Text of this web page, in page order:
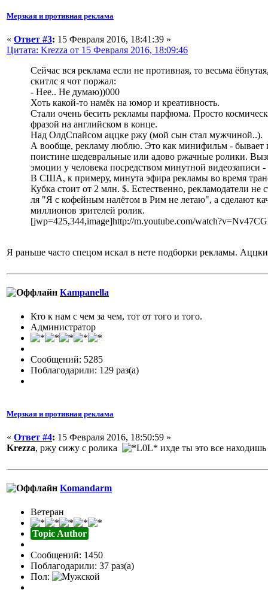
Мерзкая и противная реклама
« Ответ #3: 15 Февраля 2016, 18:41:39 »
Цитата: Krezza от 15 Февраля 2016, 18:09:46
Сейчас вся реклама если не противная, то весьма
скитлс я чот поржал:
- Нее.. Не думаю))000
Хоть какой-то намёк на юмор и креативность.
Стали очень бесить рекламы парфюма. Просто
фразой на английском в конце.
Над ОлдСпайсом аццке ржу (мой сын стал мужчиной..).
А вообще, рекламу люблю. Это как минифильм - бывает
поистине шедевральные или адово ржачные ролики.
эмоции у человека посредством минутной видеозаписи -
В США, к примеру, минута эфира рекламы во время
Кубка стоит от 2 млн. $. Естественно, рекламодатели не
ля "Я с кофейным налётом в Рим не летаю", а сделают
миллионов зрителей ролик.
[jwp=425,344,image]http://m.youtube.com/
Я раньше часто спецом искал в нете подборки рекламы.
Кampanella
Кто к нам с чем за чем, тот от того и того.
Администратор
Сообщений: 5285
Поблагодарили: 129 раз(а)
Мерзкая и противная реклама
« Ответ #4: 15 Февраля 2016, 18:50:59 »
Krezza, ржу сижу с ролика ихде ты это все находишь
Komandarm
Ветеран
Topic Author
Сообщений: 1450
Поблагодарили: 37 раз(а)
Пол: